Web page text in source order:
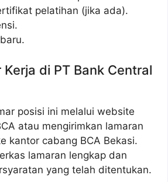
pelatihan (jika ada).
di PT Bank Central
posisi ini melalui website
atau mengirimkan lamaran
kantor cabang BCA Bekasi.
lamaran lengkap dan
yang telah ditentukan.